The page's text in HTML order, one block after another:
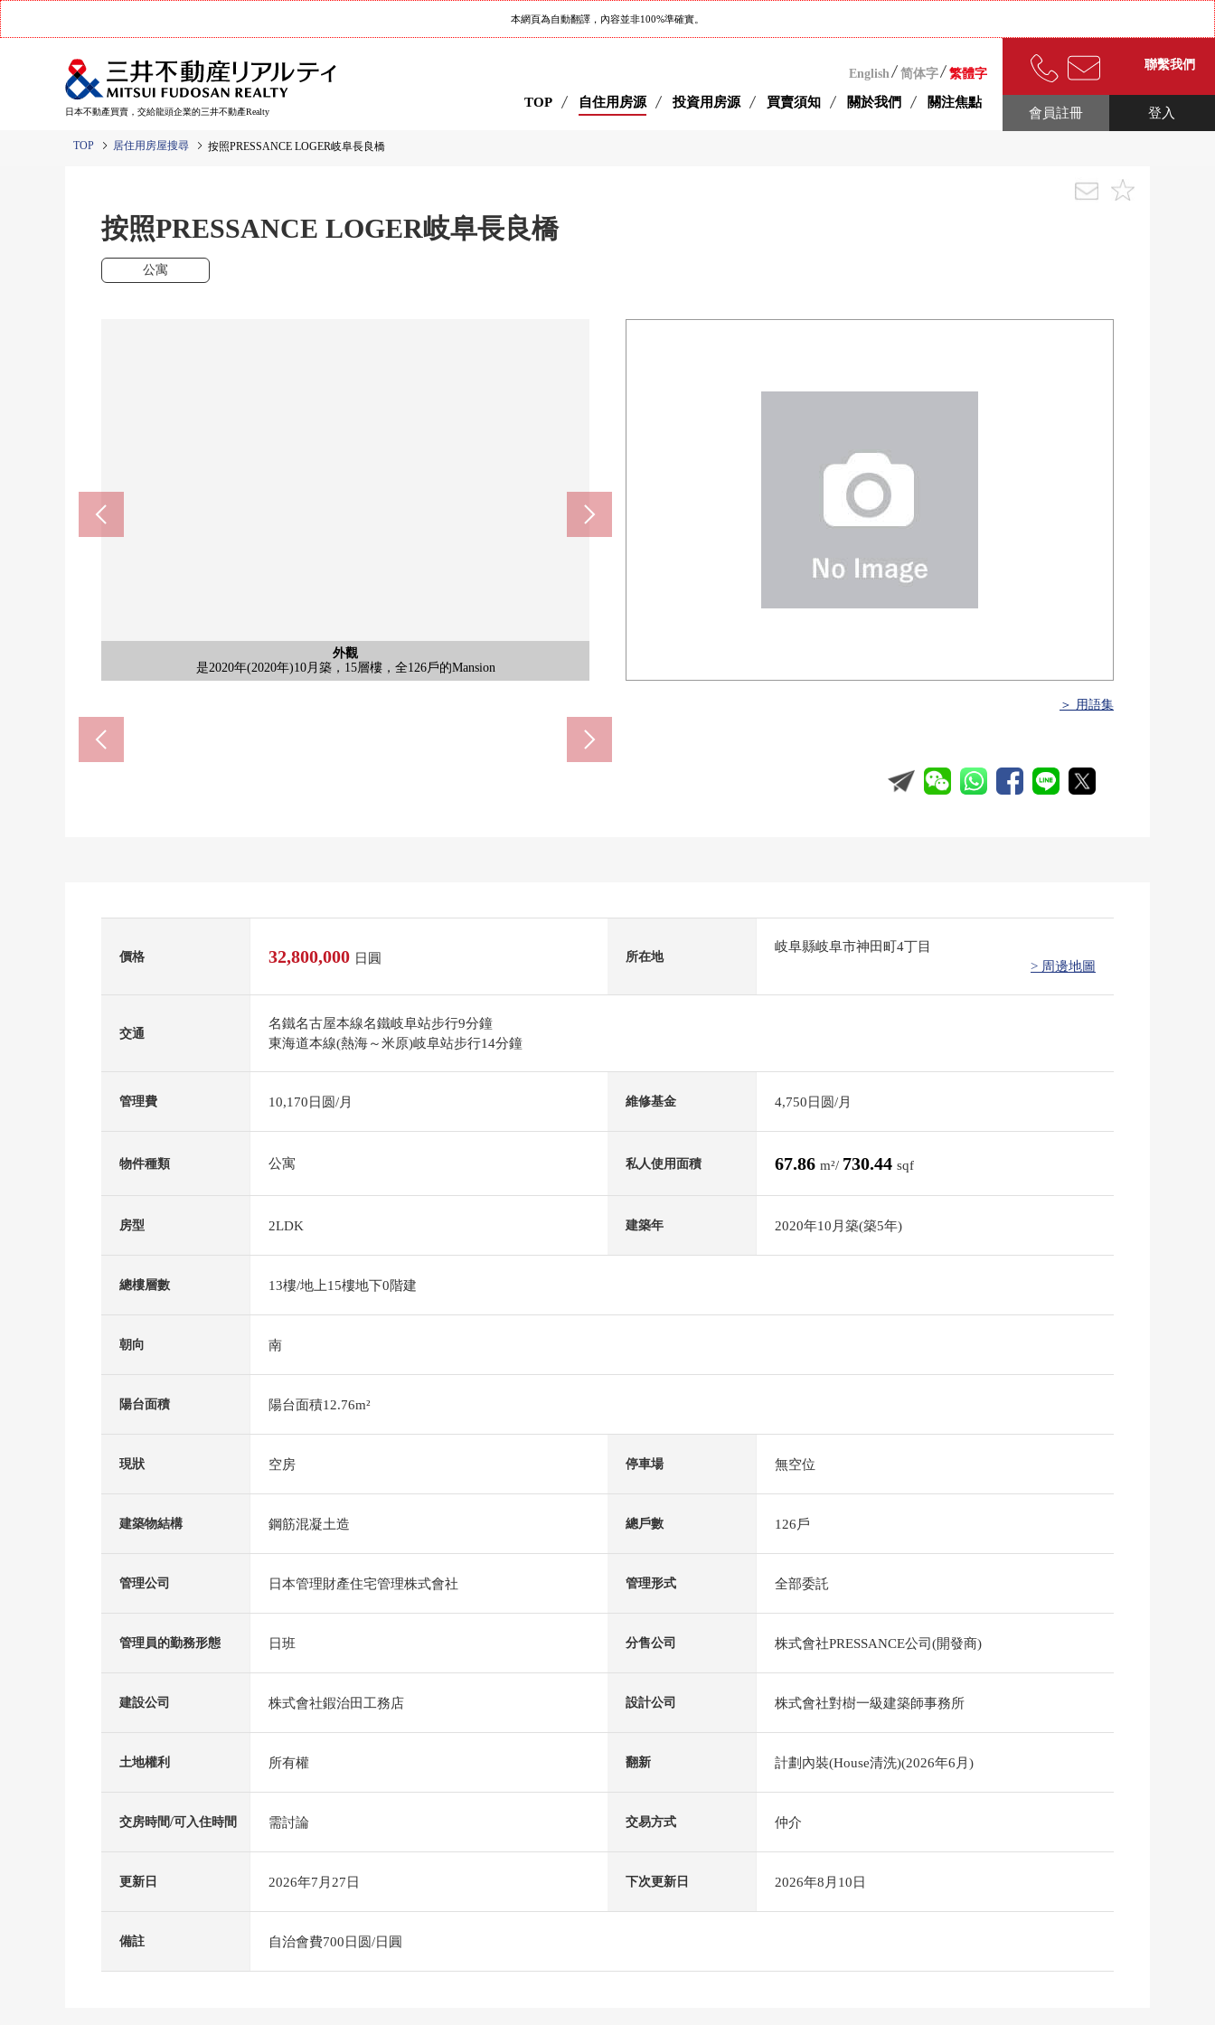
本網頁為自動翻譯，內容並非100%準確實。
日本不動產買賣，交給龍頭企業的三井不動產Realty
English 简体字 繁體字
TOP 自住用房源 投資用房源 買賣須知 關於我們 關注焦點
聯繫我們
登入
會員註冊
TOP 居住用房屋搜尋 按照PRESSANCE LOGER岐阜長良橋
按照PRESSANCE LOGER岐阜長良橋
公寓
外觀
是2020年(2020年)10月築，15層樓，全126戶的Mansion
客廳
把3LDK改為2LDK，對LDK部分有地板暖氣
客廳
把3LDK改為2LDK，對LDK部分有地板暖氣
客廳
把3LDK改為2LDK，對LDK部分有地板暖氣
廚房
有食器洗淨乾燥機+垃圾處理器的組合廚房
收納
廚房有固定的收納
洗臉
洗臉
公共汽車
是暖氣換氣乾燥機+霧有桑拿房浴室
廚房
廚房
有垃圾處理器
室內
有固定的收納
收納
室內
室內
北側西式房間
收納
廁所
門口
鞋櫃
風景
門口
其他
洗手台
陽台
共有部分
大廳
大廳
大廳
共有部分
宅配保管櫃
共有部分
信箱
＞ 用語集
價格 32,800,000 日圓 所在地
岐阜縣岐阜市神田町4丁目
> 周邊地圖
交通
名鐵名古屋本線名鐵岐阜站步行9分鐘
東海道本線(熱海～米原)岐阜站步行14分鐘
管理費 10,170日圆/月 維修基金 4,750日圆/月
物件種類 公寓 私人使用面積 67.86 m²/ 730.44 sqf
房型 2LDK 建築年 2020年10月築(築5年)
總樓層數 13樓/地上15樓地下0階建
朝向 南
陽台面積 陽台面積12.76m²
現狀 空房 停車場 無空位
建築物結構 鋼筋混凝土造 總戶數 126戶
管理公司 日本管理財產住宅管理株式會社 管理形式 全部委託
管理員的勤務形態 日班 分售公司 株式會社PRESSANCE公司(開發商)
建設公司 株式會社鍜治田工務店 設計公司 株式會社對樹一級建築師事務所
土地權利 所有權 翻新 計劃內裝(House清洗)(2026年6月)
交房時間/可入住時間 需討論 交易方式 仲介
更新日 2026年7月27日 下次更新日 2026年8月10日
備註 自治會費700日圆/日圓